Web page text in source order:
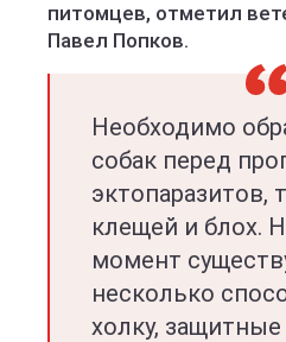
питомцев, отметил
Павел Попков.
Необходимо
собак перед
эктопаразитов,
клещей и блох.
момент
несколько
холку,